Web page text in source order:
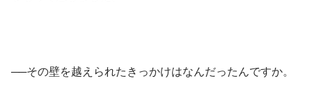
──その壁を越えられたきっかけはなんだったんですか。